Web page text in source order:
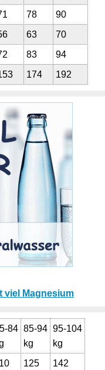
78
90
63
70
83
94
174 192
viel Magnesium
84 85-94
kg
95-104
kg
125
142